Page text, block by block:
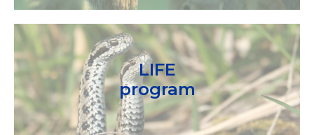
LIFE
program